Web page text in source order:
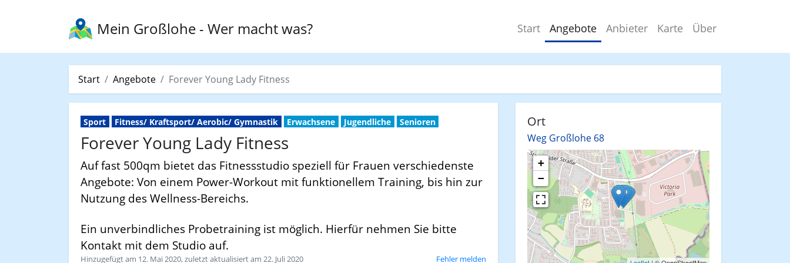
Mein Großlohe - Wer macht was? Start Angebote Anbieter Karte Über
Start Angebote Forever Young Lady Fitness
Sport Fitness/ Kraftsport/ Aerobic/ Gymnastik Erwachsene Jugendliche Senioren
Forever Young Lady Fitness
Auf fast 500qm bietet das Fitnessstudio speziell für Frauen verschiedenste
Angebote: Von einem Power-Workout mit funktionellem Training, bis hin zur
Nutzung des Wellness-Bereichs.
Ein unverbindliches Probetraining ist möglich. Hierfür nehmen Sie bitte
Kontakt mit dem Studio auf.
Hinzugefügt am 12. Mai 2020, zuletzt aktualisiert am 22. Juli 2020 Fehler melden
Ort
Weg Großlohe 68
+
−